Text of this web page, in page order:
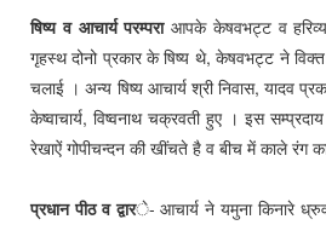
षिष्य व आचार्य परम्पराआपके केषवभट्ट व
गृहस्थ दोनो प्रकार के षिष्य थे, केषवभट्ट ने
चलाई । अन्य षिष्य आचार्य श्री निवास, यादव
केष्वाचार्य, विष्वनाथ चक्रवती हुए । इस
रेखाऐं गोपीचन्दन की खींचते है व बीच में काले रंग
प्रधान पीठ व द्वारे- आचार्य ने यमुना किनारे ध्रुव